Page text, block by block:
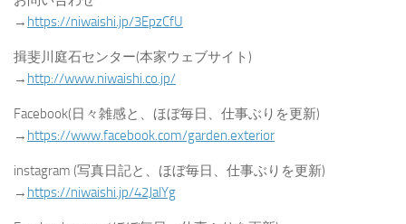
→ https://niwaishi.jp/3EpzCfU
揖斐川庭石センター(本家ウェブサイト)
→ http://www.niwaishi.co.jp/
Facebook(日々雑感と、ほぼ毎日、仕事ぶりを更新)
→ https://www.facebook.com/garden.exterior
instagram (写真日記と、ほぼ毎日、仕事ぶりを更新)
→ https://niwaishi.jp/42JalYg